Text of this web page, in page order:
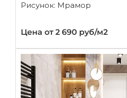
Рисунок: Мрамор
Цена от 2 690 руб/м2